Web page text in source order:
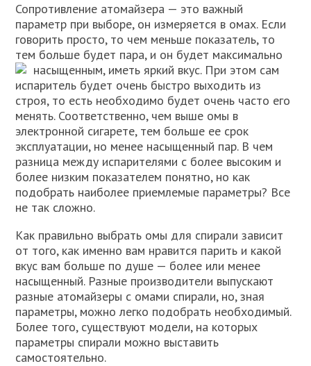
Сопротивление атомайзера — это важный
параметр при выборе, он измеряется в омах. Если
говорить просто, то чем меньше показатель, то
тем больше будет пара, и он будет максимально
насыщенным, иметь яркий вкус. При этом сам
испаритель будет очень быстро выходить из
строя, то есть необходимо будет очень часто его
менять. Соответственно, чем выше омы в
электронной сигарете, тем больше ее срок
эксплуатации, но менее насыщенный пар. В чем
разница между испарителями с более высоким и
более низким показателем понятно, но как
подобрать наиболее приемлемые параметры? Все
не так сложно.
Как правильно выбрать омы для спирали зависит
от того, как именно вам нравится парить и какой
вкус вам больше по душе — более или менее
насыщенный. Разные производители выпускают
разные атомайзеры с омами спирали, но, зная
параметры, можно легко подобрать необходимый.
Более того, существуют модели, на которых
параметры спирали можно выставить
самостоятельно.